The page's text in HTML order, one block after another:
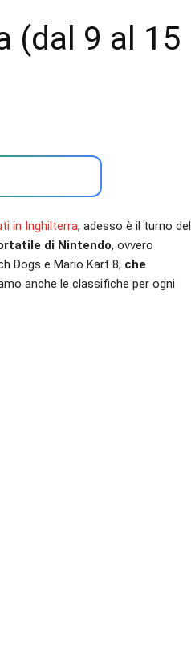
(dal 9 al 15
in Inghilterra, adesso è il turno del
di Nintendo, ovvero
Dogs e Mario Kart 8, che
anche le classifiche per ogni